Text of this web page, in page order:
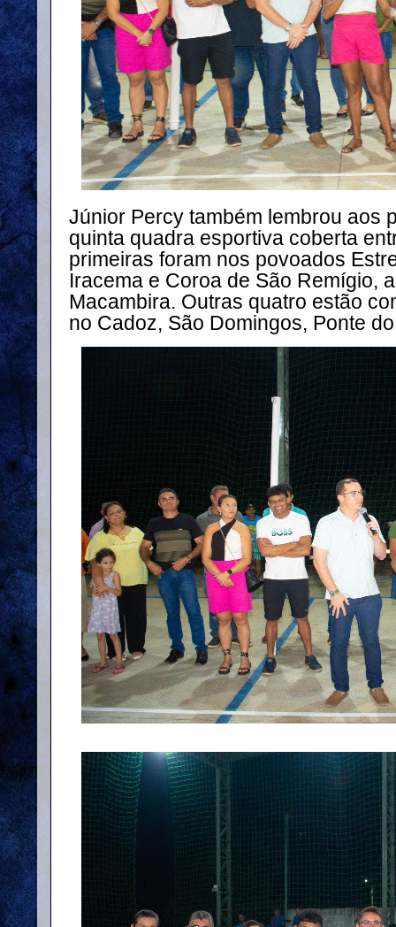
Júnior Percy também lembrou aos
quinta quadra esportiva coberta
primeiras foram nos povoados
Iracema e Coroa de São Remígio,
Macambira. Outras quatro estão
no Cadoz, São Domingos, Ponte